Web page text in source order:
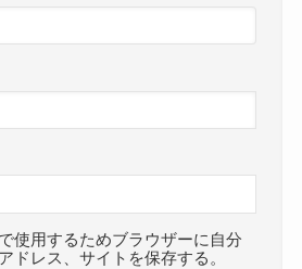
使用するためブラウザーに自分
ドレス、サイトを保存する。